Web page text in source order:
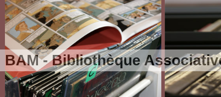
BAM - Bibliothèque